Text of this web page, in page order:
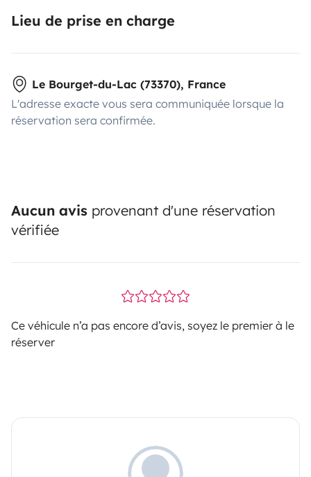
Lieu de prise en charge
Le Bourget-du-Lac (73370), France
L'adresse exacte vous sera communiquée lorsque la
réservation sera confirmée.
Aucun avis provenant d'une réservation
vérifiée
Ce véhicule n’a pas encore d’avis, soyez le premier à le
réserver